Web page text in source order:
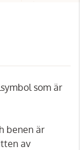
som är
benen är
av